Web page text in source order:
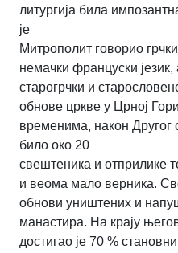
литургија била
је
Митрополит говорио
немачки француски језик,
старогрчки и
обнове цркве у Црној Гори
временима, након Другог
било око 20
свештеника и отприлике
и веома мало верника.
обнови уништених и
манастира. На крају
достигао је 70 %